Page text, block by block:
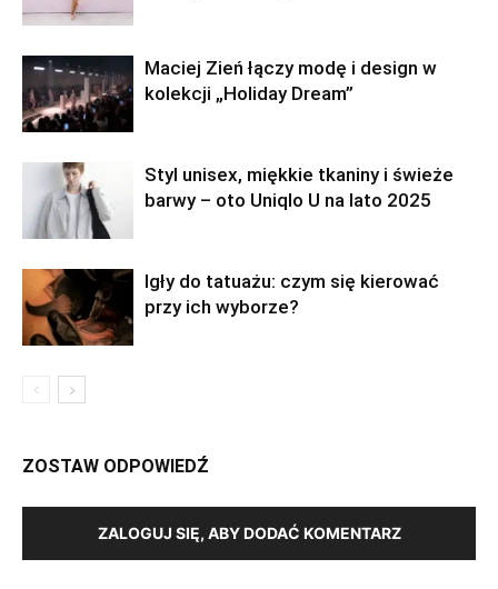
Maciej Zień łączy modę i design w
kolekcji „Holiday Dream”
Styl unisex, miękkie tkaniny i świeże
barwy – oto Uniqlo U na lato 2025
Igły do tatuażu: czym się kierować
przy ich wyborze?
ZOSTAW ODPOWIEDŹ
ZALOGUJ SIĘ, ABY DODAĆ KOMENTARZ